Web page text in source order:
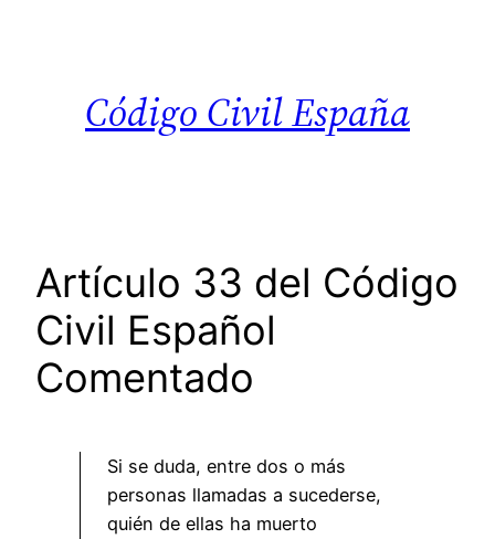
Código Civil España
Artículo 33 del Código
Civil Español
Comentado
Si se duda, entre dos o más
personas llamadas a sucederse,
quién de ellas ha muerto